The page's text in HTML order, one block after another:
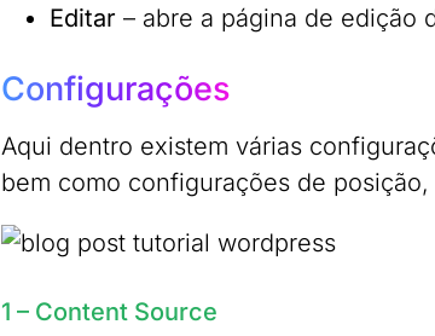
Editar – abre a página de edição
Configurações
Aqui dentro existem várias
bem como configurações de
1 – Content Source